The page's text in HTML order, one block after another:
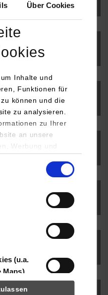
Über Cookies
Inhalte und
Funktionen für
können und die
zu analysieren.
zu Ihrer
an unsere
Werbung und
diese
ihnen bereitgestellt
Ihrer Nutzung
(u.a.
Maps)
Arbeiten
I